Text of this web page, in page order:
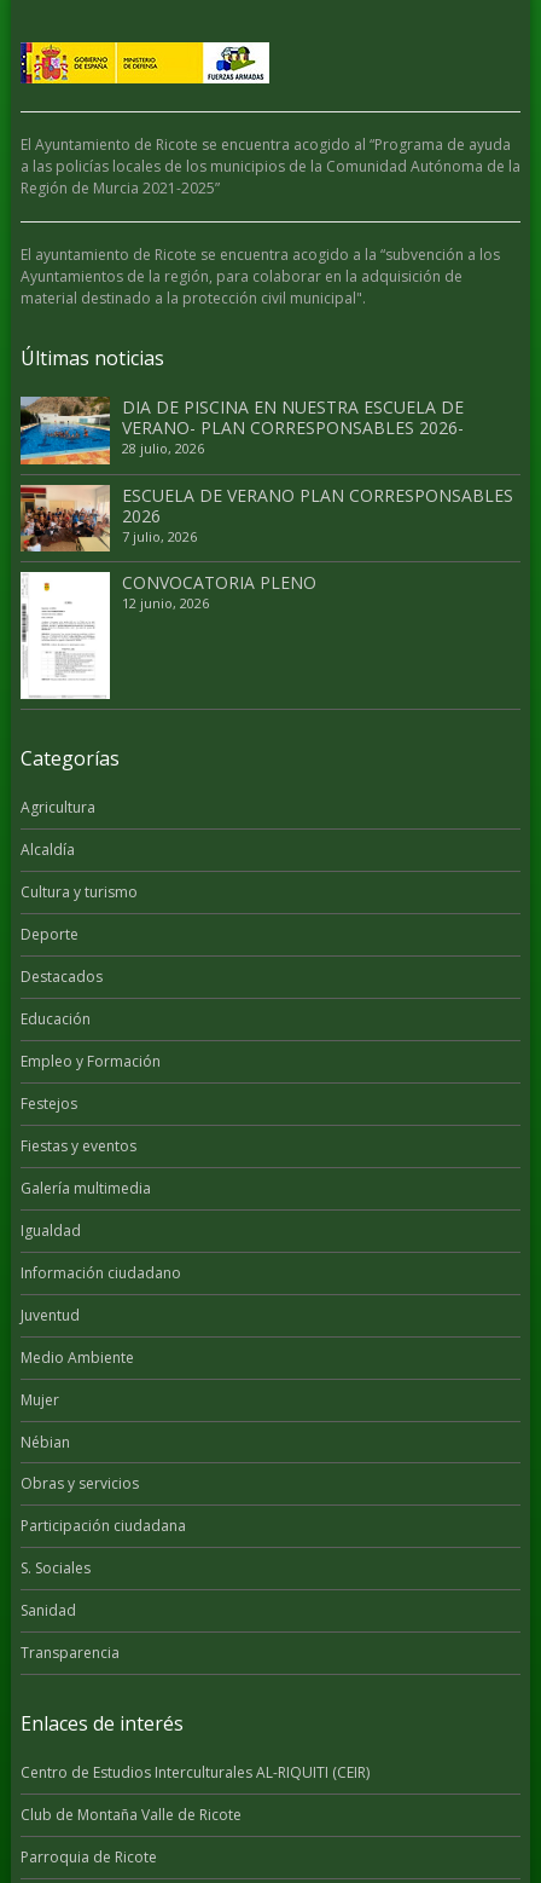
El Ayuntamiento de Ricote se encuentra acogido al “Programa de ayuda
a las policías locales de los municipios de la Comunidad Autónoma de la
Región de Murcia 2021-2025”
El ayuntamiento de Ricote se encuentra acogido a la “subvención a los
Ayuntamientos de la región, para colaborar en la adquisición de
material destinado a la protección civil municipal".
Últimas noticias
DIA DE PISCINA EN NUESTRA ESCUELA DE
VERANO- PLAN CORRESPONSABLES 2026-
28 julio, 2026
ESCUELA DE VERANO PLAN CORRESPONSABLES
2026
7 julio, 2026
CONVOCATORIA PLENO
12 junio, 2026
Categorías
Agricultura
Alcaldía
Cultura y turismo
Deporte
Destacados
Educación
Empleo y Formación
Festejos
Fiestas y eventos
Galería multimedia
Igualdad
Información ciudadano
Juventud
Medio Ambiente
Mujer
Nébian
Obras y servicios
Participación ciudadana
S. Sociales
Sanidad
Transparencia
Enlaces de interés
Centro de Estudios Interculturales AL-RIQUITI (CEIR)
Club de Montaña Valle de Ricote
Parroquia de Ricote